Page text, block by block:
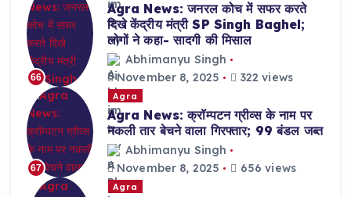
66
Agra News: जनरल कोच में सफर करते
दिखे केंद्रीय मंत्री SP Singh Baghel;
लोगों ने कहा- सादगी की मिसाल
Abhimanyu Singh
November 8, 2025
322 views
67
Agra
Agra News: क्रॉम्पटन ग्रीव्स के नाम पर
नकली तार बेचने वाला गिरफ्तार; 99 बंडल जब्त
Abhimanyu Singh
November 8, 2025
656 views
Agra